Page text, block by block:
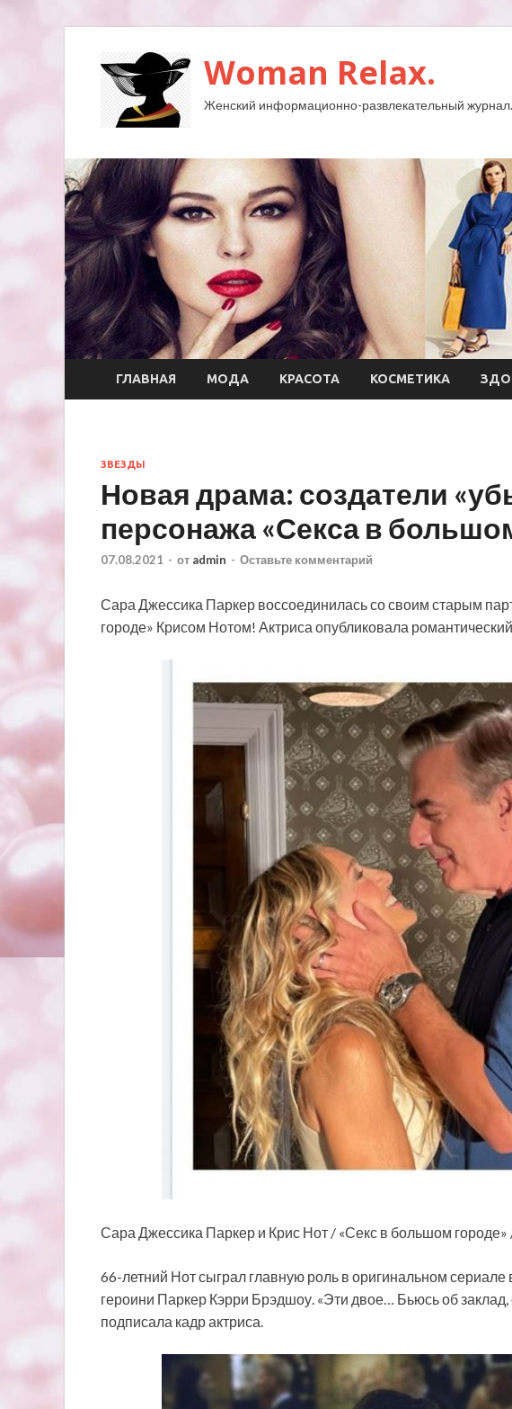
Woman Relax.
Женский информационно-развлекательный журнал.
ГЛАВНАЯ МОДА КРАСОТА КОСМЕТИКА
ЗВЕЗДЫ
Новая драма: создатели
персонажа «Секса в
07.08.2021 - от admin - Оставьте комментарий
Сара Джессика Паркер воссоединилась со своим старым
городе» Крисом Нотом! Актриса опубликовала
Сара Джессика Паркер и Крис Нот / «Секс в большом городе»
66-летний Нот сыграл главную роль в оригинальном сериале
героини Паркер Кэрри Брэдшоу. «Эти двое… Бьюсь об заклад,
подписала кадр актриса.